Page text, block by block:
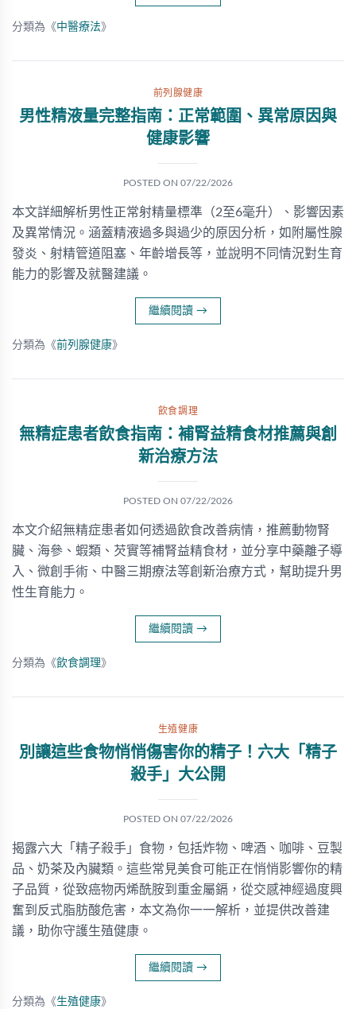
分類為《中醫療法》
前列腺健康
男性精液量完整指南：正常範圍、異常原因與
健康影響
POSTED ON 07/22/2026
本文詳細解析男性正常射精量標準（2至6毫升）、影響因素
及異常情況。涵蓋精液過多與過少的原因分析，如附屬性腺
發炎、射精管道阻塞、年齡增長等，並說明不同情況對生育
能力的影響及就醫建議。
繼續閱讀 →
分類為《前列腺健康》
飲食調理
無精症患者飲食指南：補腎益精食材推薦與創
新治療方法
POSTED ON 07/22/2026
本文介紹無精症患者如何透過飲食改善病情，推薦動物腎
臟、海參、蝦類、芡實等補腎益精食材，並分享中藥離子導
入、微創手術、中醫三期療法等創新治療方式，幫助提升男
性生育能力。
繼續閱讀 →
分類為《飲食調理》
生殖健康
別讓這些食物悄悄傷害你的精子！六大「精子
殺手」大公開
POSTED ON 07/22/2026
揭露六大「精子殺手」食物，包括炸物、啤酒、咖啡、豆製
品、奶茶及內臟類。這些常見美食可能正在悄悄影響你的精
子品質，從致癌物丙烯酰胺到重金屬鎘，從交感神經過度興
奮到反式脂肪酸危害，本文為你一一解析，並提供改善建
議，助你守護生殖健康。
繼續閱讀 →
分類為《生殖健康》